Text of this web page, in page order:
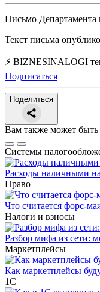
Письмо
Текст письма
⚡ BIZNESINALOGI
Подписаться
Поделиться
Вам также может быть
Системы
Расходы наличными
Право
Что считается форс-
Налоги и взносы
Разбор мифа из сети:
Маркетплейсы
Как маркетплейсы
1С